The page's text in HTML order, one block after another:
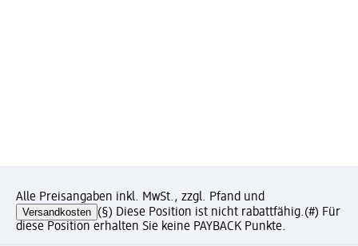
Alle Preisangaben inkl. MwSt., zzgl. Pfand und
Versandkosten (§) Diese Position ist nicht rabattfähig.(#) Für
diese Position erhalten Sie keine PAYBACK Punkte.